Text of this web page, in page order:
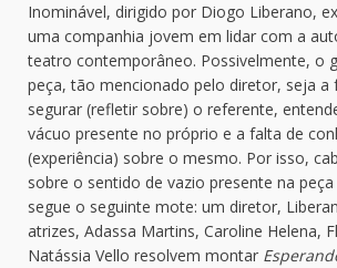
Inominável, dirigido por Diogo Liberano,
uma companhia jovem em lidar com a
teatro contemporâneo. Possivelmente, o
peça, tão mencionado pelo diretor, seja a
segurar (refletir sobre) o referente,
vácuo presente no próprio e a falta de
(experiência) sobre o mesmo. Por isso,
sobre o sentido de vazio presente na
segue o seguinte mote: um diretor,
atrizes, Adassa Martins, Caroline Helena,
Natássia Vello resolvem montar